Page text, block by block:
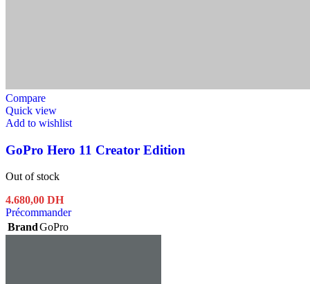
Compare
Quick view
Add to wishlist
GoPro Hero 11 Creator Edition
Out of stock
4.680,00 DH
Précommander
BrandGoPro